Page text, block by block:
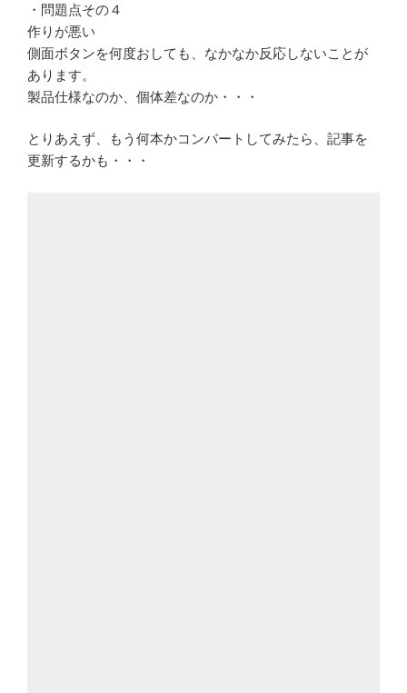
・問題点その４
作りが悪い
側面ボタンを何度おしても、なかなか反応しないことが
あります。
製品仕様なのか、個体差なのか・・・
とりあえず、もう何本かコンバートしてみたら、記事を
更新するかも・・・